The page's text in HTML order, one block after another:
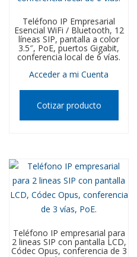
Teléfono IP Empresarial
Esencial WiFi / Bluetooth, 12
líneas SIP, pantalla a color
3.5″, PoE, puertos Gigabit,
conferencia local de 6 vías.
Acceder a mi Cuenta
Cotizar producto
Teléfono IP empresarial para
2 lineas SIP con pantalla LCD,
Códec Opus, conferencia de 3